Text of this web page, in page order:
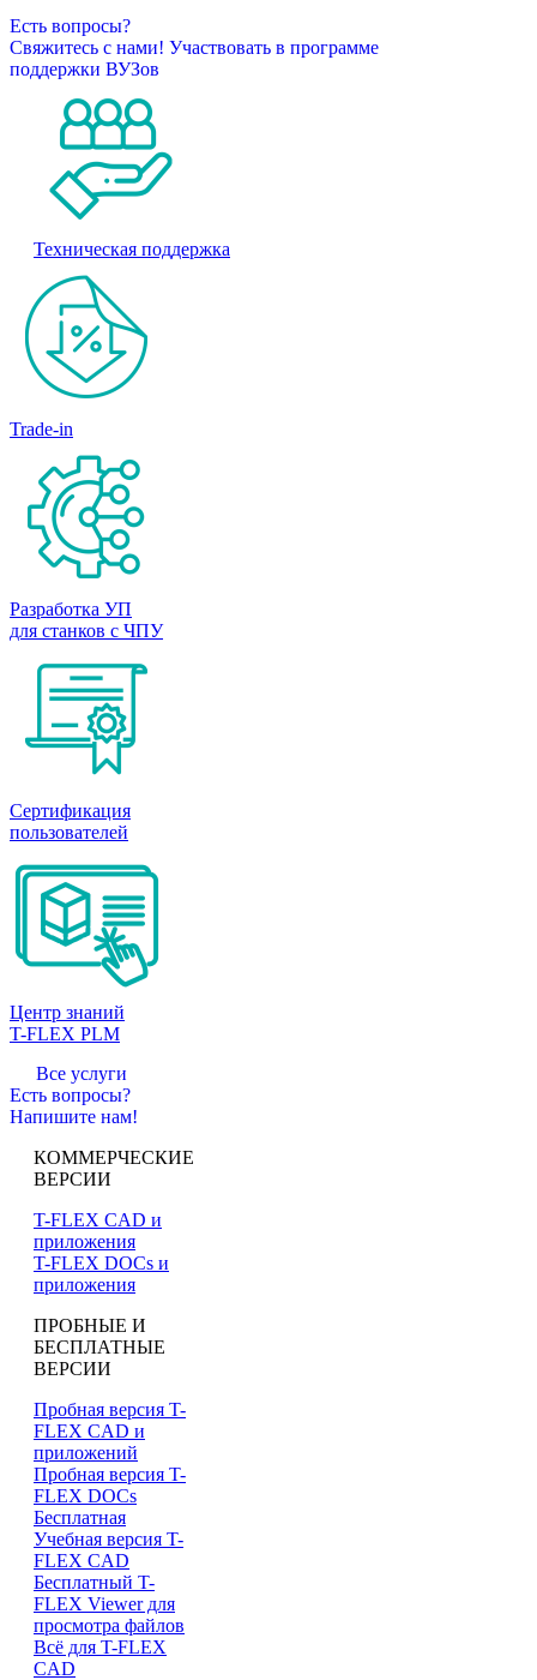
Есть вопросы?
Свяжитесь с нами! Участвовать в программе
поддержки ВУЗов
Техническая поддержка
Trade-in
Разработка УП
для станков с ЧПУ
Сертификация
пользователей
Центр знаний
T-FLEX PLM
Все услуги
Есть вопросы?
Напишите нам!
КОММЕРЧЕСКИЕ
ВЕРСИИ
T-FLEX CAD и
приложения
T-FLEX DOCs и
приложения
ПРОБНЫЕ И
БЕСПЛАТНЫЕ
ВЕРСИИ
Пробная версия T-
FLEX CAD и
приложений
Пробная версия T-
FLEX DOCs
Бесплатная
Учебная версия T-
FLEX CAD
Бесплатный T-
FLEX Viewer для
просмотра файлов
Всё для T-FLEX
CAD